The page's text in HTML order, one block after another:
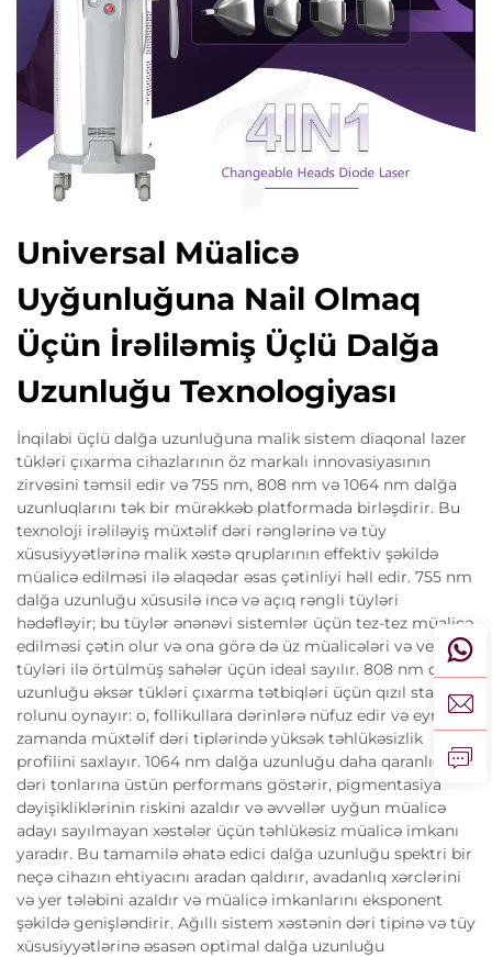
Universal Müalicə
Uyğunluğuna Nail Olmaq
Üçün İrəliləmiş Üçlü Dalğa
Uzunluğu Texnologiyası
İnqilabi üçlü dalğa uzunluğuna malik sistem diaqonal lazer
tükləri çıxarma cihazlarının öz markalı innovasiyasının
zirvəsini təmsil edir və 755 nm, 808 nm və 1064 nm dalğa
uzunluqlarını tək bir mürəkkəb platformada birləşdirir. Bu
texnoloji irəliləyiş müxtəlif dəri rənglərinə və tüy
xüsusiyyətlərinə malik xəstə qruplarının effektiv şəkildə
müalicə edilməsi ilə əlaqədar əsas çətinliyi həll edir. 755 nm
dalğa uzunluğu xüsusilə incə və açıq rəngli tüyləri
hədəfləyir; bu tüylər ənənəvi sistemlər üçün tez-tez müalicə
edilməsi çətin olur və ona görə də üz müalicələri və vellus
tüyləri ilə örtülmüş sahələr üçün ideal sayılır. 808 nm dalğa
uzunluğu əksər tükləri çıxarma tətbiqləri üçün qızıl standart
rolunu oynayır: o, follikullara dərinlərə nüfuz edir və eyni
zamanda müxtəlif dəri tiplərində yüksək təhlükəsizlik
profilini saxlayır. 1064 nm dalğa uzunluğu daha qaranlıq
dəri tonlarına üstün performans göstərir, pigmentasiya
dəyişikliklərinin riskini azaldır və əvvəllər uyğun müalicə
adayı sayılmayan xəstələr üçün təhlükəsiz müalicə imkanı
yaradır. Bu tamamilə əhatə edici dalğa uzunluğu spektri bir
neçə cihazın ehtiyacını aradan qaldırır, avadanlıq xərclərini
və yer tələbini azaldır və müalicə imkanlarını eksponent
şəkildə genişləndirir. Ağıllı sistem xəstənin dəri tipinə və tüy
xüsusiyyətlərinə əsasən optimal dalğa uzunluğu